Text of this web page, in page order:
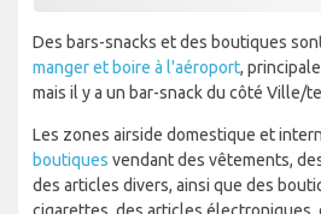
Des bars-snacks et des boutiques
manger et boire à l'aéroport,
mais il y a un bar-snack du côté Ville/
Les zones airside domestique et
boutiques vendant des vêtements,
des articles divers, ainsi que des